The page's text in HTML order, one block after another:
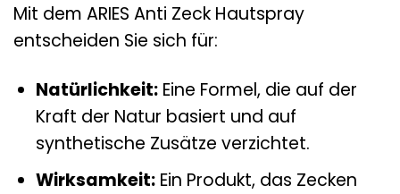
Mit dem ARIES Anti Zeck Hautspray
entscheiden Sie sich für:
Natürlichkeit:Eine Formel, die auf der
Kraft der Natur basiert und auf
synthetische Zusätze verzichtet.
Wirksamkeit:Ein Produkt, das Zecken